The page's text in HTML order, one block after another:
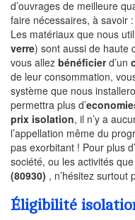
d’ouvrages de meilleure
faire nécessaires, à savoir
Les matériaux que nous
verre) sont aussi de haute
vous allez bénéficierd’un
de leur consommation,
système que nous
permettra plus d’
prix isolation, il n’y a
l’appellation même du
pas exorbitant ! Pour plus d’
société, ou les activités
(80930) , n’hésitez surtout
Éligibilité